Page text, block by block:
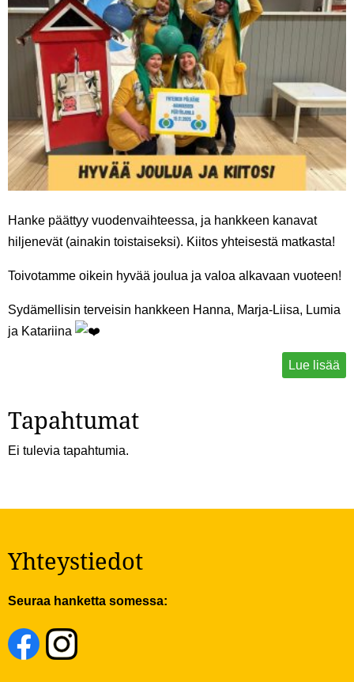
Hanke päättyy vuodenvaihteessa, ja hankkeen kanavat
hiljenevät (ainakin toistaiseksi). Kiitos yhteisestä matkasta!
Toivotamme oikein hyvää joulua ja valoa alkavaan vuoteen!
Sydämellisin terveisin hankkeen Hanna, Marja-Liisa, Lumia
ja Katariina
Lue lisää
Tapahtumat
Ei tulevia tapahtumia.
Yhteystiedot
Seuraa hanketta somessa: